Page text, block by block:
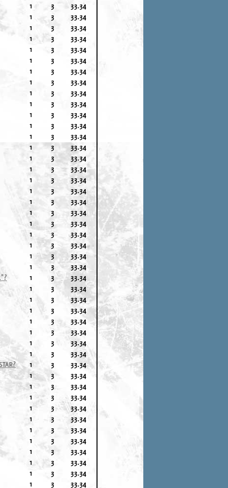
1 3
33.34
1 3
33.34
1 3
33.34
1 3
33.34
1 3
33.34
1 3
33.34
1 3
33.34
1 3
33.34
1 3
33.34
1 3
33.34
1 3
33.34
1 3
33.34
1 3
33.34
1 3
33.34
1 3
33.34
1 3
33.34
1 3
33.34
1 3
33.34
1 3
33.34
1 3
33.34
1 3
33.34
1 3
33.34
1 3
33.34
1 3
33.34
1 3
33.34
1 3
33.34
1 3
33.34
1 3
33.34
1 3
33.34
1 3
33.34
1 3
33.34
1 3
33.34
1 3
33.34
1 3
33.34
1 3
33.34
1 3
33.34
1 3
33.34
1 3
33.34
1 3
33.34
1 3
33.34
1 3
33.34
1 3
33.34
1 3
33.34
1 3
33.34
1 3
33.34